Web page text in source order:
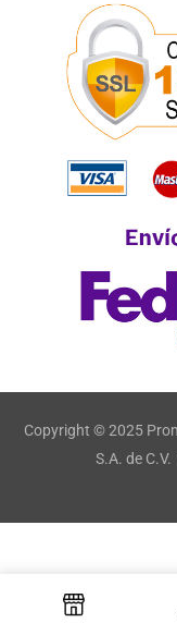
Copyright © 2025
S.A. de